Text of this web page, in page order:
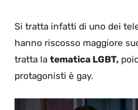
Si tratta infatti di uno dei
hanno riscosso maggiore
tratta la tematica LGBT,
protagonisti è gay.